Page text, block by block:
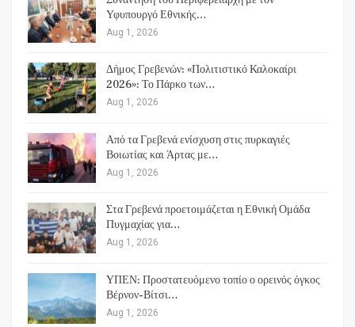
Υφυπουργό Εθνικής…
Aug 1, 2026
Δήμος Γρεβενών: «Πολιτιστικό Καλοκαίρι
2026»: Το Πάρκο των…
Aug 1, 2026
Από τα Γρεβενά ενίσχυση στις πυρκαγιές
Βοιωτίας και Άρτας με…
Aug 1, 2026
Στα Γρεβενά προετοιμάζεται η Εθνική Ομάδα
Πυγμαχίας για…
Aug 1, 2026
ΥΠΕΝ: Προστατευόμενο τοπίο ο ορεινός όγκος
Βέρνον-Βίτσι…
Aug 1, 2026